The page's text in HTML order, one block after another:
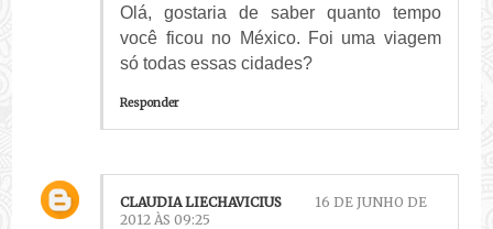
Olá, gostaria de saber quanto tempo
você ficou no México. Foi uma viagem
só todas essas cidades?
Responder
CLAUDIA LIECHAVICIUS
16 DE JUNHO DE
2012 ÀS 09:25